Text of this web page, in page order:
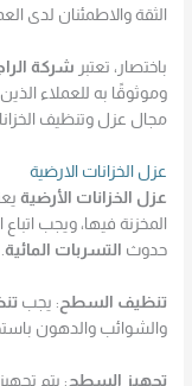
الثقة والاطمئنان لدى
باختصار، تعتبر شركة
وموثوقًا به للعملاء
مجال عزل وتنظيف
عزل الخزانات الارضية
عزل الخزانات الأرضية
المخزنة فيها، ويجب
حدوث التسربات المائية
تنظيف السطح: يجب
والشوائب والدهون
تجهيز السطح : يتم تجهيز